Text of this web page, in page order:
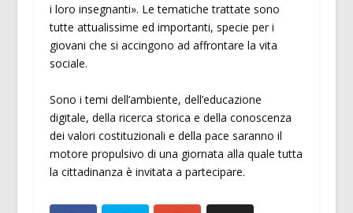
i loro insegnanti». Le tematiche trattate sono
tutte attualissime ed importanti, specie per i
giovani che si accingono ad affrontare la vita
sociale.
Sono i temi dell’ambiente, dell’educazione
digitale, della ricerca storica e della conoscenza
dei valori costituzionali e della pace saranno il
motore propulsivo di una giornata alla quale tutta
la cittadinanza è invitata a partecipare.